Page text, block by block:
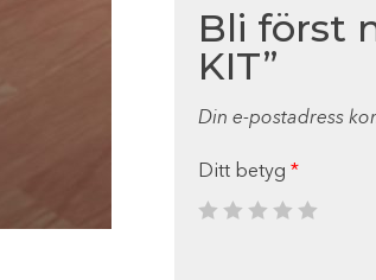
Bli först
KIT”
Din e-postadress
Ditt betyg *